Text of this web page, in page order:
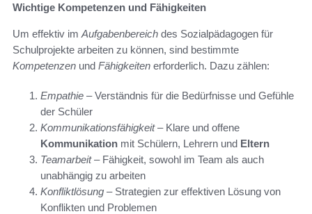
Wichtige Kompetenzen und Fähigkeiten
Um effektiv im Aufgabenbereich des Sozialpädagogen für
Schulprojekte arbeiten zu können, sind bestimmte
Kompetenzen und Fähigkeiten erforderlich. Dazu zählen:
Empathie – Verständnis für die Bedürfnisse und Gefühle
der Schüler
Kommunikationsfähigkeit– Klare und offene
Kommunikation mit Schülern, Lehrern und Eltern
Teamarbeit– Fähigkeit, sowohl im Team als auch
unabhängig zu arbeiten
Konfliktlösung – Strategien zur effektiven Lösung von
Konflikten und Problemen